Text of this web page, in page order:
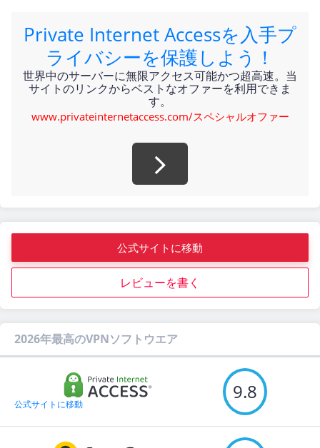
Private Internet Accessを入手プ
ライバシーを保護しよう！
世界中のサーバーに無限アクセス可能かつ超高速。当
サイトのリンクからベストなオファーを利用できま
す。
www.privateinternetaccess.com/スペシャルオファー
公式サイトに移動
レビューを書く
2026年最高のVPNソフトウエア
公式サイトに移動
9.8